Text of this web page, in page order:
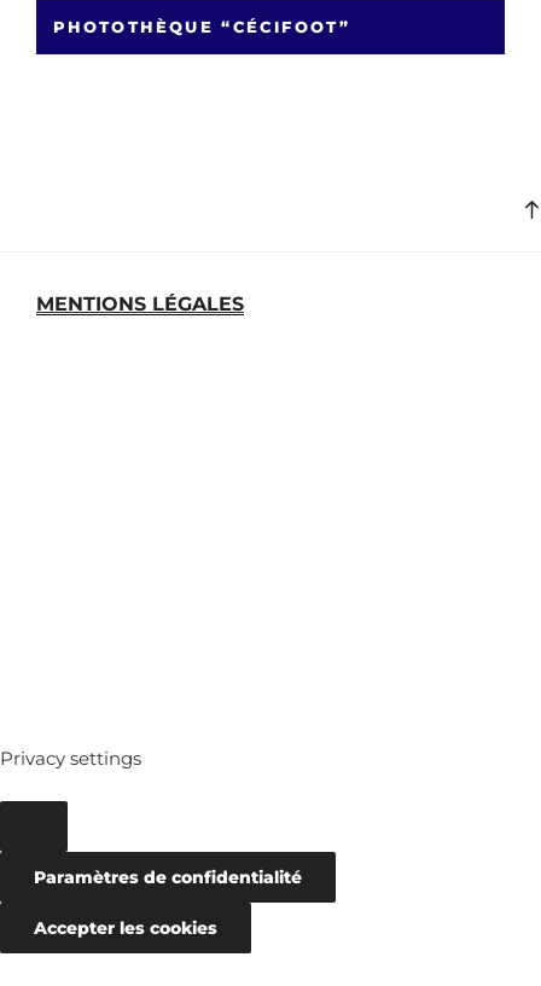
PHOTOTHÈQUE “CÉCIFOOT”
MENTIONS LÉGALES
Privacy settings
Paramètres de confidentialité
Accepter les cookies